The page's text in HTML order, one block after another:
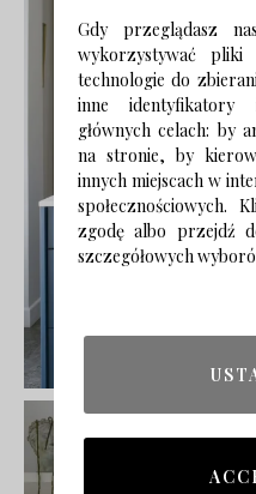
Gdy przeglądasz
wykorzystywać
technologie do
inne
głównych celach: by
na stronie, by
innych miejscach w
społecznościowych.
zgodę albo przejdź
szczegółowych